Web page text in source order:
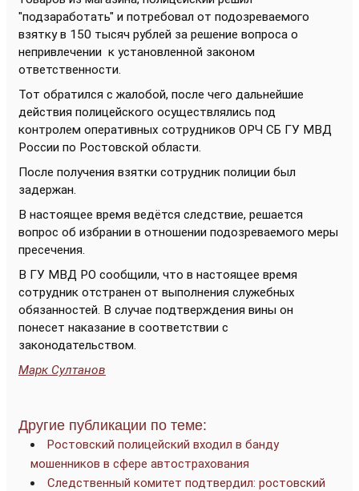
"подзаработать" и потребовал от подозреваемого
взятку в 150 тысяч рублей за решение вопроса о
непривлечении к установленной законом
ответственности.
Тот обратился с жалобой, после чего дальнейшие
действия полицейского осуществлялись под
контролем оперативных сотрудников ОРЧ СБ ГУ МВД
России по Ростовской области.
После получения взятки сотрудник полиции был
задержан.
В настоящее время ведётся следствие, решается
вопрос об избрании в отношении подозреваемого меры
пресечения.
В ГУ МВД РО сообщили, что в настоящее время
сотрудник отстранен от выполнения служебных
обязанностей. В случае подтверждения вины он
понесет наказание в соответствии с
законодательством.
Марк Султанов
Другие публикации по теме:
Ростовский полицейский входил в банду
мошенников в сфере автострахования
Следственный комитет подтвердил: ростовский